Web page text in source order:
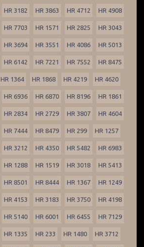
HR 3182 HR 3863 HR 4712 HR 4908
HR 7703 HR 1571 HR 2825 HR 3043
HR 3694 HR 3551 HR 4086 HR 5013
HR 6142 HR 7221 HR 7552 HR 8475
HR 1364 HR 1868 HR 4219 HR 4620
HR 6936 HR 6870 HR 8196 HR 1861
HR 2834 HR 2729 HR 3807 HR 4604
HR 7444 HR 8479 HR 299 HR 1257
HR 3212 HR 4350 HR 5482 HR 6983
HR 1288 HR 1519 HR 3018 HR 5413
HR 8501 HR 8444 HR 1367 HR 1249
HR 4153 HR 3183 HR 3750 HR 4198
HR 5140 HR 6001 HR 6455 HR 7129
HR 1335 HR 233 HR 1480 HR 3712